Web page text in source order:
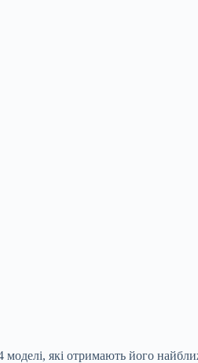
які отримають його